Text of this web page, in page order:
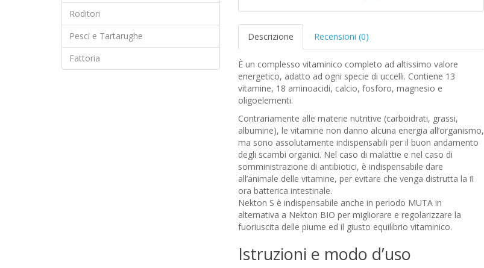
Roditori
Pesci e Tartarughe
Fattoria
Descrizione Recensioni (0)
È un complesso vitaminico completo ad altissimo valore
energetico, adatto ad ogni specie di uccelli. Contiene 13
vitamine, 18 aminoacidi, calcio, fosforo, magnesio e
oligoelementi.
Contrariamente alle materie nutritive (carboidrati, grassi,
albumine), le vitamine non danno alcuna energia all’organismo,
ma sono assolutamente indispensabili per il buon andamento
degli scambi organici. Nel caso di malattie e nel caso di
somministrazione di antibiotici, è indispensabile dare
all’animale delle vitamine, per evitare che venga distrutta la ﬂ
ora batterica intestinale.
Nekton S è indispensabile anche in periodo MUTA in
alternativa a Nekton BIO per migliorare e regolarizzare la
fuoriuscita delle piume ed il giusto equilibrio vitaminico.
Istruzioni e modo d’uso